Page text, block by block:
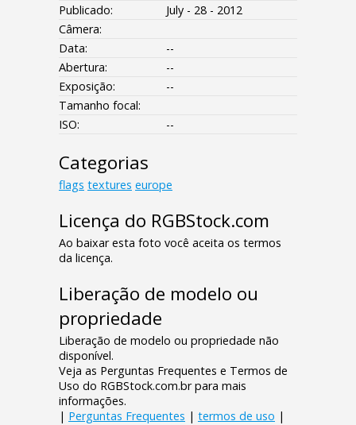
Publicado:
July - 28 - 2012
Câmera:
Data:
--
Abertura:
--
Exposição:
--
Tamanho focal:
ISO:
--
Categorias
flags textures europe
Licença do RGBStock.com
Ao baixar esta foto você aceita os termos
da licença.
Liberação de modelo ou
propriedade
Liberação de modelo ou propriedade não
disponível.
Veja as Perguntas Frequentes e Termos de
Uso do RGBStock.com.br para mais
informações.
| Perguntas Frequentes | termos de uso |